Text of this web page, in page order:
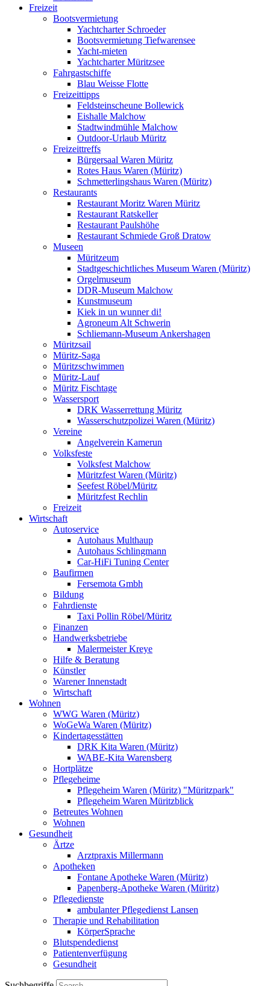
Freizeit
Bootsvermietung
Yachtcharter Schroeder
Bootsvermietung Tiefwarensee
Yacht-mieten
Yachtcharter Müritzsee
Fahrgastschiffe
Blau Weisse Flotte
Freizeittipps
Feldsteinscheune Bollewick
Eishalle Malchow
Stadtwindmühle Malchow
Outdoor-Urlaub Müritz
Freizeittreffs
Bürgersaal Waren Müritz
Rotes Haus Waren (Müritz)
Schmetterlingshaus Waren (Müritz)
Restaurants
Restaurant Moritz Waren Müritz
Restaurant Ratskeller
Restaurant Paulshöhe
Restaurant Schmiede Groß Dratow
Museen
Müritzeum
Stadtgeschichtliches Museum Waren (Müritz)
Orgelmuseum
DDR-Museum Malchow
Kunstmuseum
Kiek in un wunner di!
Agroneum Alt Schwerin
Schliemann-Museum Ankershagen
Müritzsail
Müritz-Saga
Müritzschwimmen
Müritz-Lauf
Müritz Fischtage
Wassersport
DRK Wasserrettung Müritz
Wasserschutzpolizei Waren (Müritz)
Vereine
Angelverein Kamerun
Volksfeste
Volksfest Malchow
Müritzfest Waren (Müritz)
Seefest Röbel/Müritz
Müritzfest Rechlin
Freizeit
Wirtschaft
Autoservice
Autohaus Multhaup
Autohaus Schlingmann
Car-HiFi Tuning Center
Baufirmen
Fersemota Gmbh
Bildung
Fahrdienste
Taxi Pollin Röbel/Müritz
Finanzen
Handwerksbetriebe
Malermeister Kreye
Hilfe & Beratung
Künstler
Warener Innenstadt
Wirtschaft
Wohnen
WWG Waren (Müritz)
WoGeWa Waren (Müritz)
Kindertagesstätten
DRK Kita Waren (Müritz)
WABE-Kita Warensberg
Hortplätze
Pflegeheime
Pflegeheim Waren (Müritz) "Müritzpark"
Pflegeheim Waren Müritzblick
Betreutes Wohnen
Wohnen
Gesundheit
Ärtze
Arztpraxis Millermann
Apotheken
Fontane Apotheke Waren (Müritz)
Papenberg-Apotheke Waren (Müritz)
Pflegedienste
ambulanter Pflegedienst Lansen
Therapie und Rehabilitation
KörperSprache
Blutspendedienst
Patientenverfügung
Gesundheit